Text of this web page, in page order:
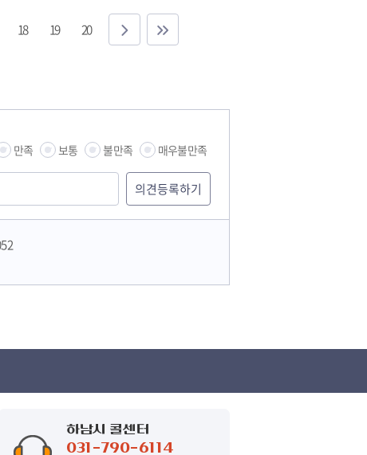
18 19 20
만족 보통 불만족 매우불만족
하남시 콜센터
031-790-6114